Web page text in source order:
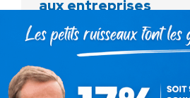
aux entreprises
Communiqués Par Debout
3 avril 2015
Lutter contre l’assistanat pour
augmentation des salaires